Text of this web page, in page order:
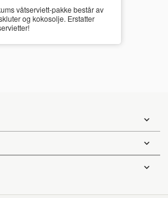
våtserviett-pakke består av
og kokosolje. Erstatter